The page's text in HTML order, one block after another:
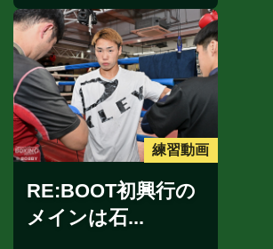
練習動画
RE:BOOT初興行の
メインは石...